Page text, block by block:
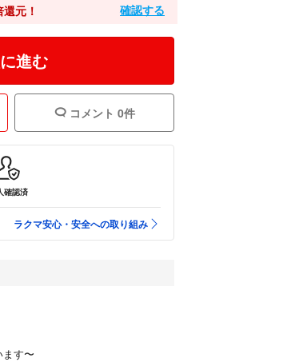
還元！ 確認する
進む
コメント 0件
確認済
ラクマ安心・安全への取り組み
す〜